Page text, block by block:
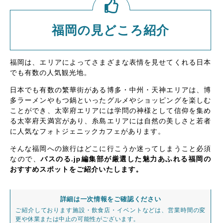
福岡の見どころ紹介
福岡は、エリアによってさまざまな表情を見せてくれる日本
でも有数の人気観光地。
日本でも有数の繁華街がある博多・中州・天神エリアは、博
多ラーメンやもつ鍋といったグルメやショッピングを楽しむ
ことができ、太宰府エリアには学問の神様として信仰を集め
る太宰府天満宮があり、糸島エリアには自然の美しさと若者
に人気なフォトジェニックカフェがあります。
そんな福岡への旅行はどこに行こうか迷ってしまうこと必須
なので、バスのる.jp編集部が厳選した魅力あふれる福岡の
おすすめスポットをご紹介いたします。
詳細は一次情報をご確認ください
ご紹介しております施設・飲食店・イベントなどは、営業時間の変
更や休業または中止の可能性がございます。